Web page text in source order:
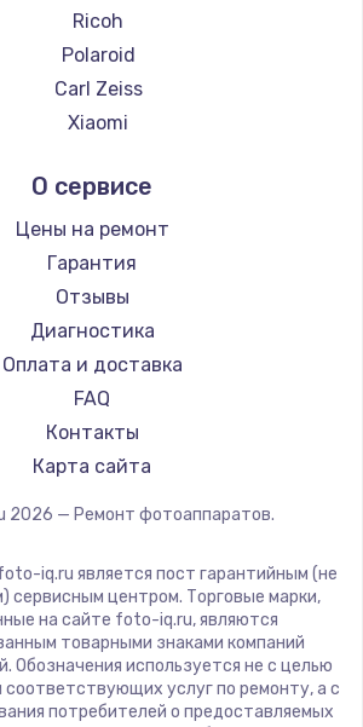
Ricoh
Polaroid
Carl Zeiss
Xiaomi
Kodak
Blackmagic
О сервисе
Цены на ремонт
Гарантия
Отзывы
Диагностика
Оплата и доставка
FAQ
Контакты
Карта сайта
2026 — Ремонт фотоаппаратов.
iq.ru является пост гарантийным (не
сервисным центром. Торговые марки,
на сайте foto-iq.ru, являются
товарными знаками компаний
Обозначения используется не с целью
услуг по ремонту, а с
потребителей о предоставляемых